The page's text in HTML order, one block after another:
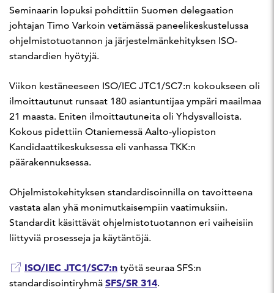
Seminaarin lopuksi pohdittiin Suomen delegaation
johtajan Timo Varkoin vetämässä paneelikeskustelussa
ohjelmistotuotannon ja järjestelmänkehityksen ISO-
standardien hyötyjä.
Viikon kestäneeseen ISO/IEC JTC1/SC7:n kokoukseen oli
ilmoittautunut runsaat 180 asiantuntijaa ympäri maailmaa
21 maasta. Eniten ilmoittautuneita oli Yhdysvalloista.
Kokous pidettiin Otaniemessä Aalto-yliopiston
Kandidaattikeskuksessa eli vanhassa TKK:n
päärakennuksessa.
Ohjelmistokehityksen standardisoinnilla on tavoitteena
vastata alan yhä monimutkaisempiin vaatimuksiin.
Standardit käsittävät ohjelmistotuotannon eri vaiheisiin
liittyviä prosesseja ja käytäntöjä.
ISO/IEC JTC1/SC7:n työtä seuraa SFS:n
standardisointiryhmä SFS/SR 314.